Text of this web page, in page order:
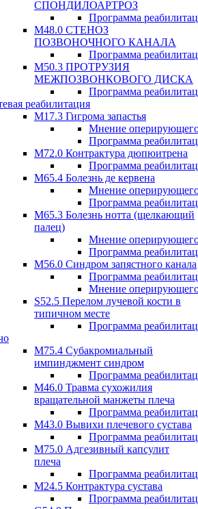
СПОНДИЛОАРТРОЗ
Программа
М48.0 СТЕНОЗ
ПОЗВОНОЧНОГО КАНАЛА
Программа
М50.3 ПРОТРУЗИЯ
МЕЖПОЗВОНКОВОГО ДИСКА
Программа
реабилитация
M17.3 Гигрома запастья
Мнение
Программа
М72.0 Контрактура дюпюитрена
Программа
M65.4 Болезнь де кервена
Мнение
Программа
М65.3 Болезнь нотта (щелкающий
палец)
Мнение
Программа
M56.0 Синдром запястного канала
Программа
Мнение
S52.5 Перелом лучевой кости в
типичном месте
Программа
М75.4 Субакромиальный
импинджмент синдром
Программа
М46.0 Травма сухожилия
вращательной манжеты плеча
Программа
M43.0 Вывихи плечевого сустава
Программа
М75.0 Адгезивный капсулит
плеча
Программа
M24.5 Контрактура сустава
Программа